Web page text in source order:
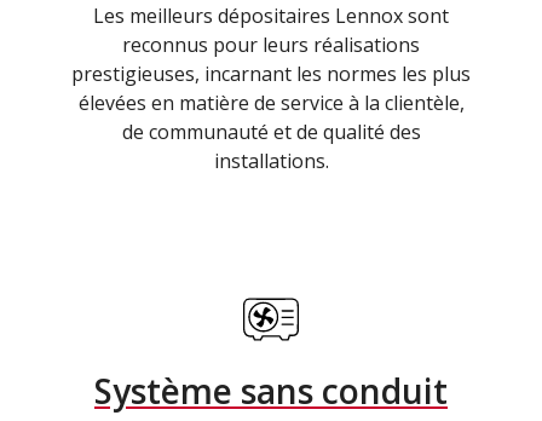
Les meilleurs dépositaires Lennox sont
reconnus pour leurs réalisations
prestigieuses, incarnant les normes les plus
élevées en matière de service à la clientèle,
de communauté et de qualité des
installations.
Système sans conduit